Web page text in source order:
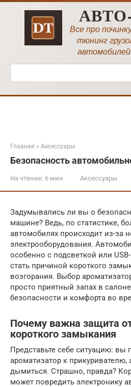
Перейти
Все про
тюнинг
Поиск:
Главная » Аксессуары
Безопасность
На чтение: 6 мин Аксессуары
Задумывались ли вы о
машине? Ведь, по статистике,
автомобилях происходит из-за
электрооборудования.
особенно с подсветкой или
стать причиной короткого
возгорания. Выбор
просто приятный запах в
безопасности и комфорта во
Почему важна защита
короткого замыкания
Представьте себе ситуацию: вы
ароматизатор к прикуривателю,
дымиться. Страшно, правда?
может повредить электронику